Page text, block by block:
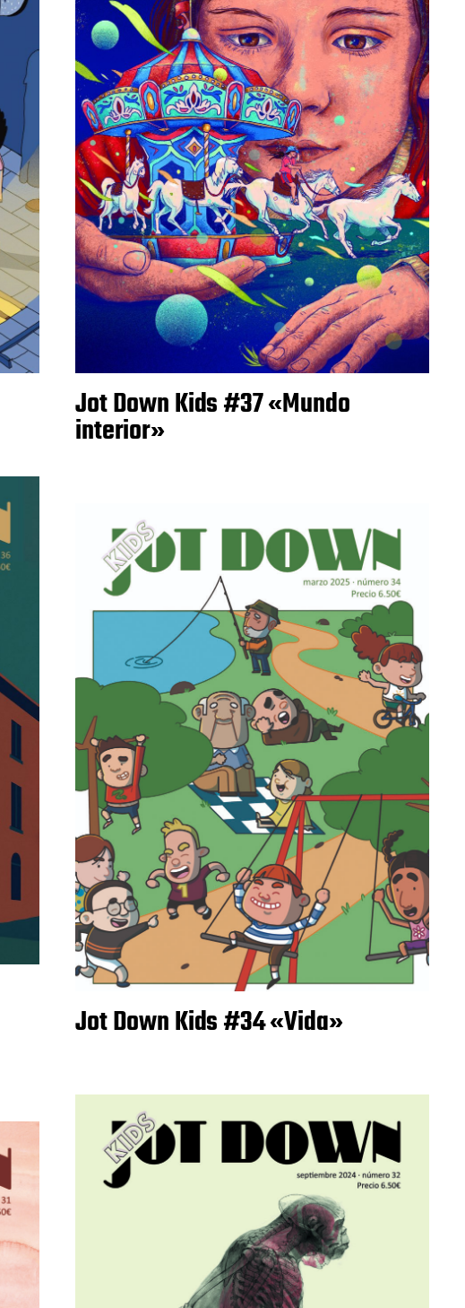
Jot Down Kids #37 «Mundo
interior»
Jot Down Kids #34 «Vida»